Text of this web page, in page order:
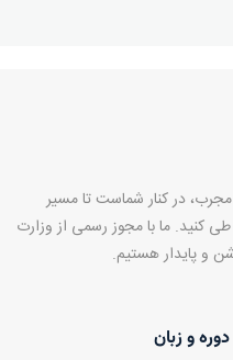
در کنار شماست تا مسیر
کنید. ما با مجوز رسمی از وزارت
و پایدار هستیم.
دوره و زبان